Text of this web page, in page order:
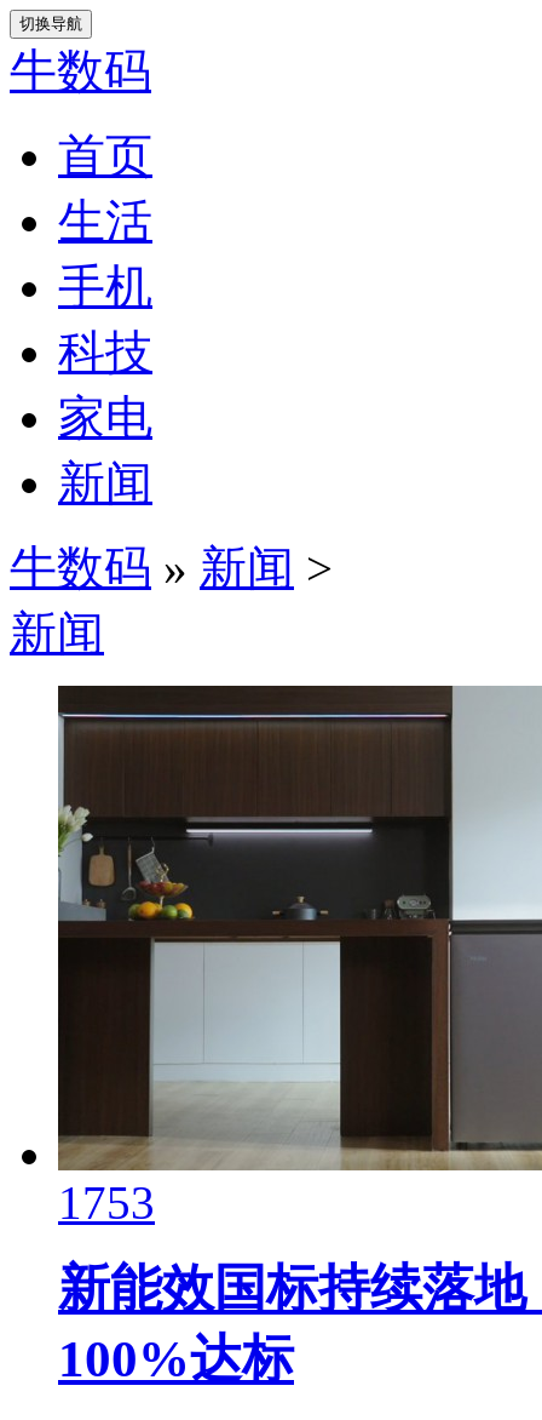
切换导航
牛数码
首页
生活
手机
科技
家电
新闻
牛数码 » 新闻 >
新闻
1753
新能效国标持续落
100%达标